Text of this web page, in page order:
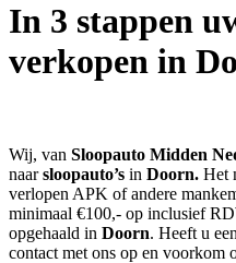
In 3 stappen
verkopen in
Wij, van Sloopauto Midden
naarsloopauto’s in Doorn. Het
verlopen APK of andere
minimaal €100,- op inclusief
opgehaald in Doorn. Heeft u een
contact met ons op en voorkom